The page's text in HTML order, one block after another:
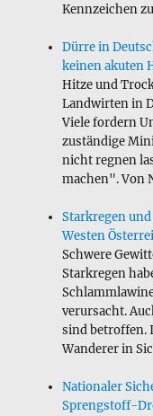
Kennzeichen
Dürre in
keinen akuten
Hitze und
Landwirten in
Viele fordern
zuständige
nicht regnen
machen". Von
Starkregen
Westen
Schwere
Starkregen
verursacht.
sind betroffen.
Wanderer in
Nationaler
Sprengstoff-